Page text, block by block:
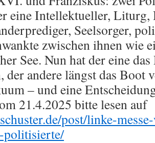
eine Intellektueller, Liturg,
Seelsorger,
zwischen ihnen wie
See. Nun hat der eine
der andere längst das Boot
– und eine
21.4.2025 bitte lesen auf
post/linke-